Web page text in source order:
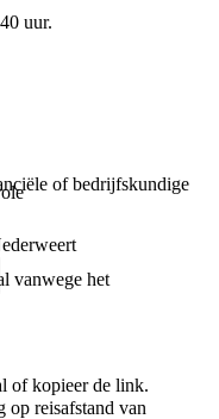
uur.
of bedrijfskundige
vanwege het
op reisafstand van
of kopieer de link.